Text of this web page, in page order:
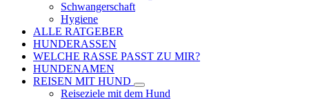
Schwangerschaft
Hygiene
ALLE RATGEBER
HUNDERASSEN
WELCHE RASSE PASST ZU MIR?
HUNDENAMEN
REISEN MIT HUND
Reiseziele mit dem Hund